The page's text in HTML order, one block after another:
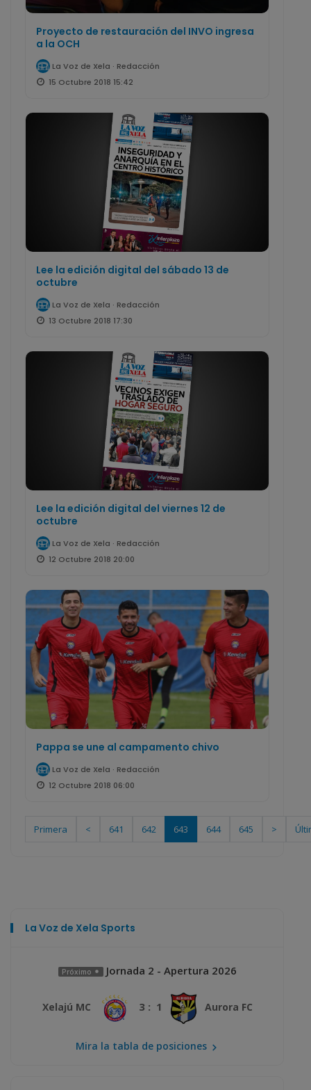
Proyecto de restauración del INVO ingresa
a la OCH
La Voz de Xela · Redacción
15 Octubre 2018 15:42
Lee la edición digital del sábado 13 de
octubre
La Voz de Xela · Redacción
13 Octubre 2018 17:30
Lee la edición digital del viernes 12 de
octubre
La Voz de Xela · Redacción
12 Octubre 2018 20:00
Pappa se une al campamento chivo
La Voz de Xela · Redacción
12 Octubre 2018 06:00
Primera < 641 642 643 644 645 >
La Voz de Xela Sports
Próximo Jornada 2 - Apertura 2026
Xelajú MC 3 : 1 Aurora FC
Mira la tabla de posiciones